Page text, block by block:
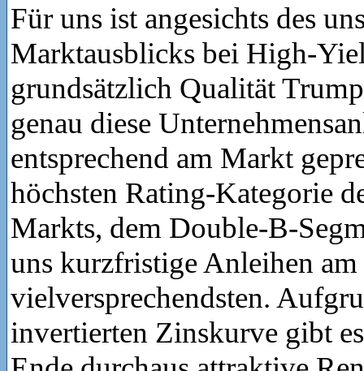
Für uns ist angesichts des
Marktausblicks bei High-
grundsätzlich Qualität
genau diese
entsprechend am Markt
höchsten Rating-Kategorie
Markts, dem Double-B-
uns kurzfristige Anleihen am
vielversprechendsten.
invertierten Zinskurve gibt